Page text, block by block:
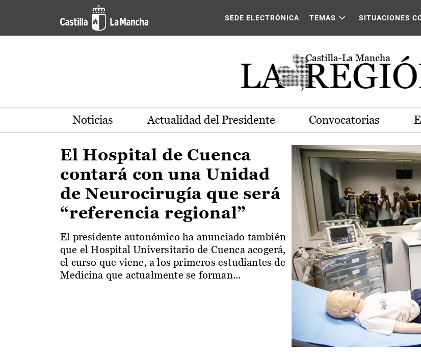
Pasar al contenido principal
Actualidad de la región de Castilla-La Mancha
SEDE ELECTRÓNICA TEMAS SITUACIONES
Noticias Actualidad del Presidente Convocatorias
El Hospital de Cuenca
contará con una Unidad
de Neurocirugía que será
“referencia regional”
El presidente autonómico ha anunciado también
que el Hospital Universitario de Cuenca acogerá,
el curso que viene, a los primeros estudiantes de
Medicina que actualmente se forman...